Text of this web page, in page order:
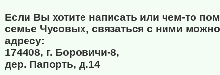
Если Вы хотите написать или чем-то
семье Чусовых, связаться с ними
адресу:
174408, г. Боровичи-8,
дер. Папорть, д.14